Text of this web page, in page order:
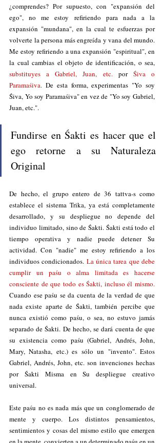
¿comprendes? Por supuesto, con "expansión del
ego", no me estoy refiriendo para nada a la
expansión "mundana", en la cual te esfuerzas por
volverte la persona más engreída y vana del mundo.
Me estoy refiriendo a una expansión "espiritual", en
substituyes a Gabriel, Juan, etc.
por Śiva o
Paramaśiva. De esta forma, experimentas "Yo soy
Śiva, Yo soy Paramaśiva" en vez de "Yo soy Gabriel,
Juan, etc.".
Fundirse en Śakti es hacer que el
ego retorne a su Naturaleza
Original
De hecho, el grupo entero de 36 tattva-s como
establece el sistema Trika, ya está completamente
desarrollado, y su despliegue no depende del
individuo limitado, sino de Śakti. Śakti está todo el
tiempo operativa y nadie puede detener Su
actividad. Con "nadie" me estoy refiriendo a los
individuos condicionados. La única tarea que debe
cumplir un paśu o alma limitada es hacerse
consciente de que todo es Śakti, incluso él mismo.
Cuando ese paśu se da cuenta de la verdad de que
nada existe aparte de Śakti, también percibe que
nunca existió como paśu, o sea, no estuvo jamás
separado de Śakti. De hecho, se dará cuenta de que
su existencia como paśu (Gabriel, Andrés, John,
Mary, Natasha, etc.) es sólo un "invento". Estos
Gabriel, Andrés, John, etc. son invenciones hechas
por Śakti Misma en Su despliegue creativo
universal.
Este paśu no es nada más que un conglomerado de
mente y cuerpo. Los distintos pensamientos,
sentimientos y cosas del mismo estilo que emergen